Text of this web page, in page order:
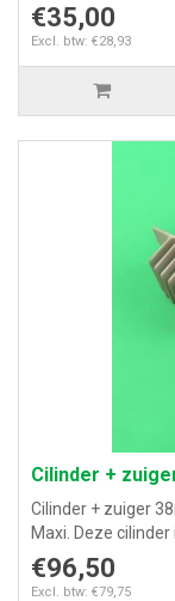
€35,00
Excl. btw: €28,93
Cilinder +
Cilinder + zuiger
Maxi. Deze cilinder
€96,50
Excl. btw: €79,75